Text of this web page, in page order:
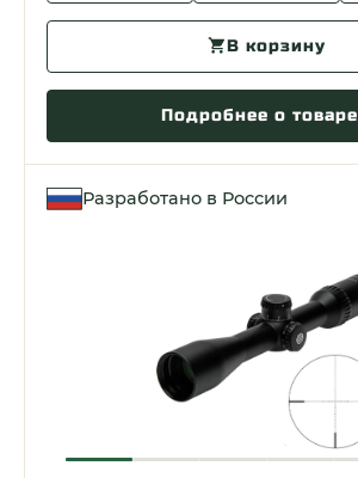
В корзину
Подробнее о товаре
Разработано в России